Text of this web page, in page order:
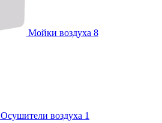
Мойки воздуха 8
Осушители воздуха 1